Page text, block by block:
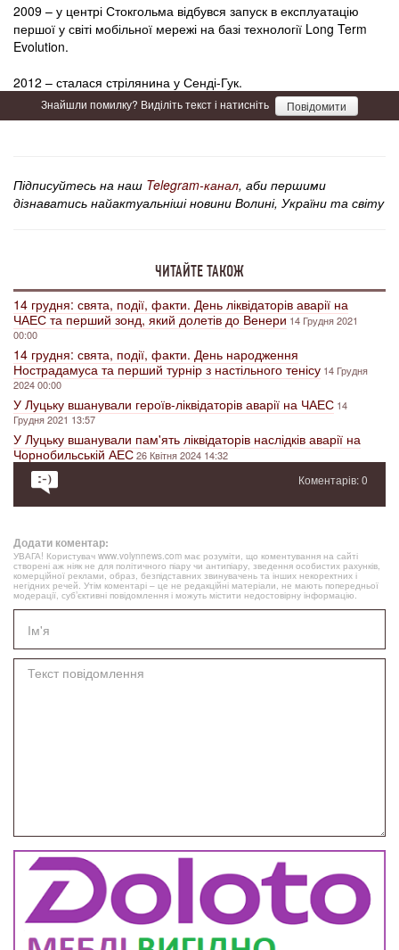
2009 – у центрі Стокгольма відбувся запуск в експлуатацію
першої у світі мобільної мережі на базі технології Long Term
Evolution.
2012 – сталася стрілянина у Сенді-Гук.
Знайшли помилку? Виділіть текст і натисніть Повідомити
Підписуйтесь на наш Telegram-канал, аби першими
дізнаватись найактуальніші новини Волині, України та світу
ЧИТАЙТЕ ТАКОЖ
14 грудня: свята, події, факти. День ліквідаторів аварії на
ЧАЕС та перший зонд, який долетів до Венери 14 Грудня 2021
00:00
14 грудня: свята, події, факти. День народження
Нострадамуса та перший турнір з настільного тенісу 14 Грудня
2024 00:00
У Луцьку вшанували героїв-ліквідаторів аварії на ЧАЕС 14
Грудня 2021 13:57
У Луцьку вшанували пам'ять ліквідаторів наслідків аварії на
Чорнобильській АЕС26 Квітня 2024 14:32
Коментарів: 0
Додати коментар:
УВАГА! Користувач www.volynnews.com має розуміти, що коментування на сайті
створені аж ніяк не для політичного піару чи антипіару, зведення особистих рахунків,
комерційної реклами, образ, безпідставних звинувачень та інших некоректних і
негідних речей. Утім коментарі – це не редакційні матеріали, не мають попередньої
модерації, суб’єктивні повідомлення і можуть містити недостовірну інформацію.